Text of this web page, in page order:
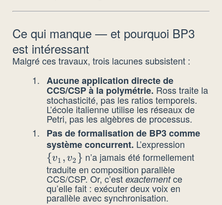
Ce qui manque — et pourquoi BP3
est intéressant
Malgré ces travaux, trois lacunes subsistent :
Aucune application directe de
CCS/CSP à la polymétrie. Ross traite la
stochasticité, pas les ratios temporels.
L’école italienne utilise les réseaux de
Petri, pas les algèbres de processus.
Pas de formalisation de BP3 comme
système concurrent. L’expression
{v_1,
{v1 , v2 } n’a jamais été formellement
traduite en composition parallèle
CCS/CSP. Or, c’est exactementce
qu’elle fait : exécuter deux voix en
parallèle avec synchronisation.